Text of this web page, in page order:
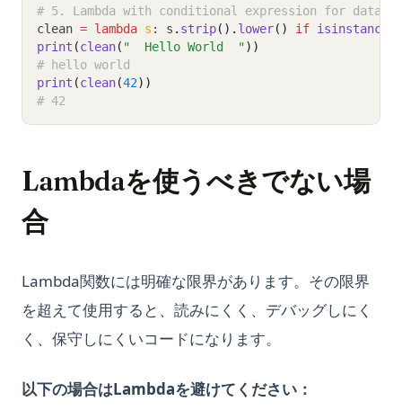
# 5. Lambda with conditional expression for data
clean = lambda s : s . strip(). lower() if isinstance
print (clean( "  Hello World  "))
# hello world
print (clean(42))
# 42
Lambdaを使うべきでない場
合
Lambda関数には明確な限界があります。その限界
を超えて使用すると、読みにくく、デバッグしにく
く、保守しにくいコードになります。
以下の場合はLambdaを避けてください：